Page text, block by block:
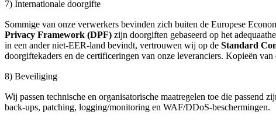
7) Internationale doorgifte
Sommige van onze verwerkers bevinden zich buiten de Europese
Privacy Framework (DPF) zijn doorgiften gebaseerd op het
in een ander niet-EER-land bevindt, vertrouwen wij op de Standard
doorgiftekaders en de certificeringen van onze leveranciers. Kopieën
8) Beveiliging
Wij passen technische en organisatorische maatregelen toe die
back-ups, patching, logging/monitoring en WAF/DDoS-beschermingen.